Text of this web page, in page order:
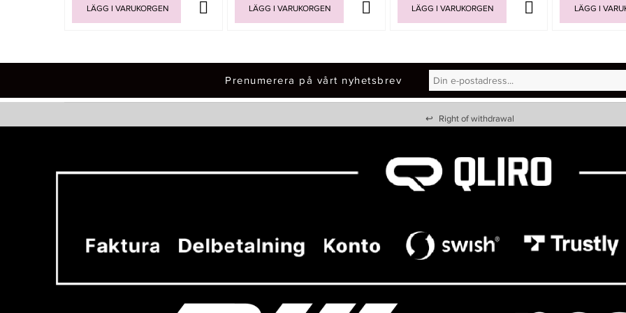
LÄGG I VARUKORGEN LÄGG I VARUKORGEN LÄGG I VARUKORGEN LÄGG I
Prenumerera på vårt nyhetsbrev
↩ Right of withdrawal